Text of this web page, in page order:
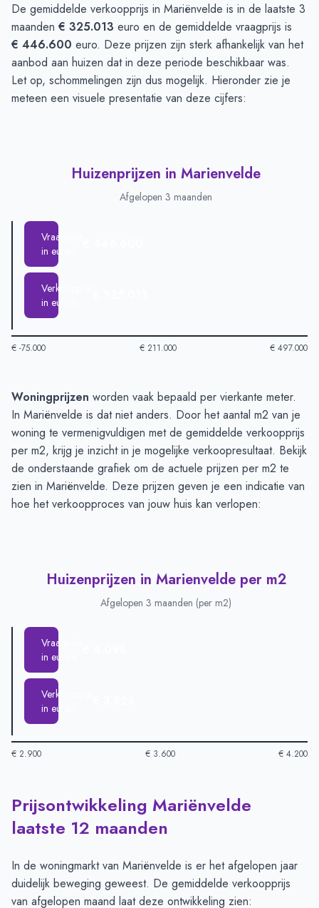
De gemiddelde verkoopprijs in Mariënvelde is in de laatste 3
maanden € 325.013 euro en de gemiddelde vraagprijs is
€ 446.600 euro. Deze prijzen zijn sterk afhankelijk van het
aanbod aan huizen dat in deze periode beschikbaar was.
Let op, schommelingen zijn dus mogelijk. Hieronder zie je
meteen een visuele presentatie van deze cijfers:
Huizenprijzen in Marienvelde
Afgelopen 3 maanden
Vraagprijs
in euro's
Verkoopprijs
in euro's
€ -75.000 € 211.000 € 497.000
Huizenprijzen in Marienvelde-Afgelopen 3 maanden
Type
Bedrag
Vraagprijs in euro's
€ 446.600
Verkoopprijs in euro's
€ 325.013
Woningprijzen worden vaak bepaald per vierkante meter.
In Mariënvelde is dat niet anders. Door het aantal m2 van je
woning te vermenigvuldigen met de gemiddelde verkoopprijs
per m2, krijg je inzicht in je mogelijke verkoopresultaat. Bekijk
de onderstaande grafiek om de actuele prijzen per m2 te
zien in Mariënvelde. Deze prijzen geven je een indicatie van
hoe het verkoopproces van jouw huis kan verlopen:
Huizenprijzen in Marienvelde per m2
Afgelopen 3 maanden (per m2)
Vraagprijs
in euro's
Verkoopprijs
in euro's
€ 2.900 € 3.600 € 4.200
Huizenprijzen in Marienvelde per m2-Afgelopen 3 maanden
Type
Vraagprijs in euro's
Verkoopprijs in euro's
Prijsontwikkeling Mariënvelde
laatste 12 maanden
In de woningmarkt van Mariënvelde is er het afgelopen jaar
duidelijk beweging geweest. De gemiddelde verkoopprijs
van afgelopen maand laat deze ontwikkeling zien: